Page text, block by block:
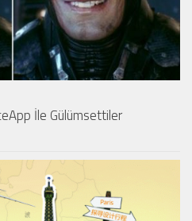
İle Gülümsettiler